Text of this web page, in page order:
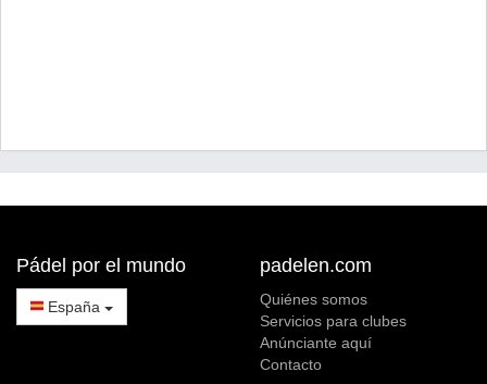
Pádel por el mundo
España
padelen.com
Quiénes somos
Servicios para clubes
Anúnciante aquí
Contacto